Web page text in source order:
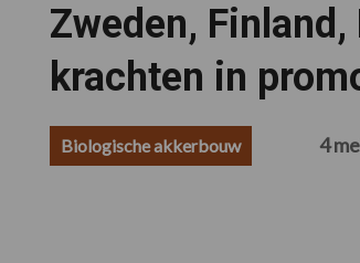
Zweden,
krachten in
Biologische akkerbouw 4